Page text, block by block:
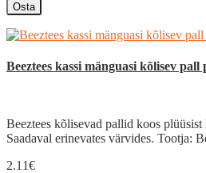
Osta
Beeztees kassi mänguasi kõlisev pall
Beeztees kõlisevad pallid koos plüüsist
Saadaval erinevates värvides. Tootja:
2.11€